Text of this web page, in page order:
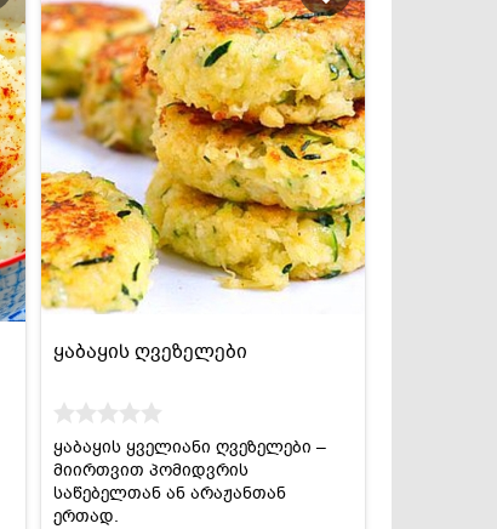
ყაბაყის ღვეზელები
ყაბაყის ყველიანი ღვეზელები –
მიირთვით პომიდვრის
საწებელთან ან არაჟანთან
ერთად.